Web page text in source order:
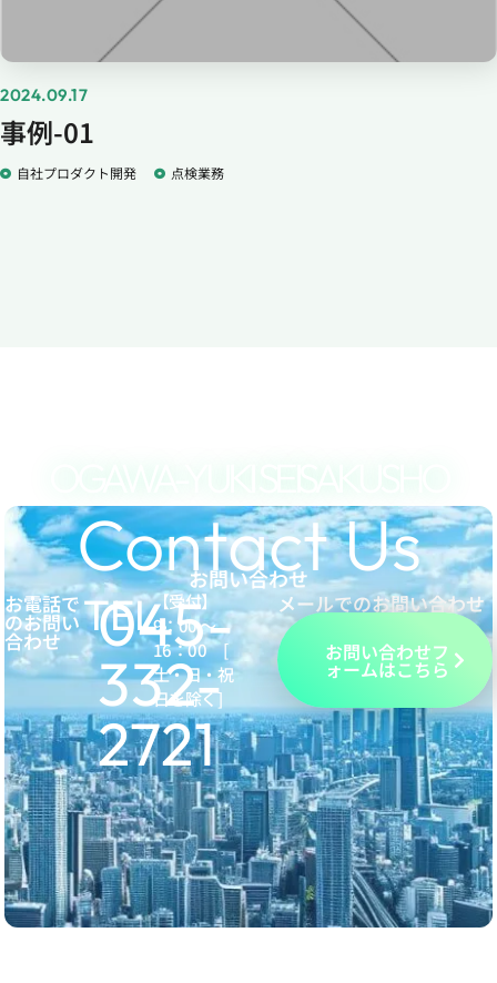
2024.09.17
事例-01
自社プロダクト開発 点検業務
Contact Us
お問い合わせ
お電話で
のお問い
合わせ TEL.
045-
332-
2721
【受付】
9：00 ～
16：00 [
土・日・祝
日を除く]
メールでのお問い合わせ
お問い合わせフ
ォームはこちら